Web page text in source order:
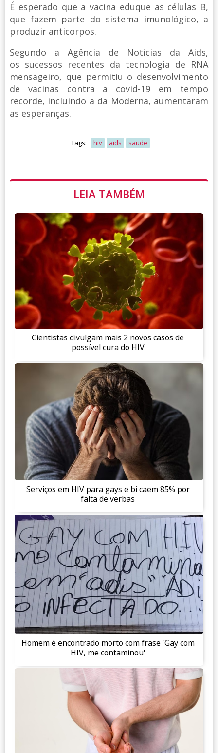
É esperado que a vacina eduque as células B,
que fazem parte do sistema imunológico, a
produzir anticorpos.
Segundo a Agência de Notícias da Aids,
os sucessos recentes da tecnologia de RNA
mensageiro, que permitiu o desenvolvimento
de vacinas contra a covid-19 em tempo
recorde, incluindo a da Moderna, aumentaram
as esperanças.
Tags: hiv aids saude
LEIA TAMBÉM
Cientistas divulgam mais 2 novos casos de
possível cura do HIV
Serviços em HIV para gays e bi caem 85% por
falta de verbas
Homem é encontrado morto com frase 'Gay com
HIV, me contaminou'